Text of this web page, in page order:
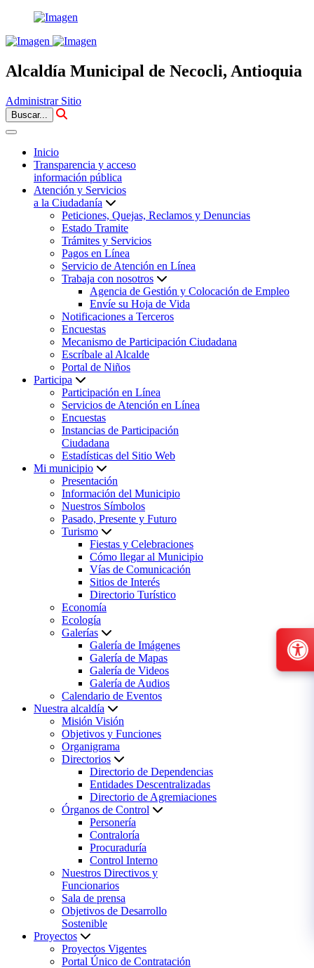
Alcaldía Municipal de Necocli, Antioquia
Administrar Sitio
Buscar...
Inicio
Transparencia y acceso
información pública
Atención y Servicios
a la Ciudadanía
Peticiones, Quejas, Reclamos y Denuncias
Estado Tramite
Trámites y Servicios
Pagos en Línea
Servicio de Atención en Línea
Trabaja con nosotros
Agencia de Gestión y Colocación de Empleo
Envíe su Hoja de Vida
Notificaciones a Terceros
Encuestas
Mecanismo de Participación Ciudadana
Escríbale al Alcalde
Portal de Niños
Participa
Participación en Línea
Servicios de Atención en Línea
Encuestas
Instancias de Participación
Ciudadana
Estadísticas del Sitio Web
Mi municipio
Presentación
Información del Municipio
Nuestros Símbolos
Pasado, Presente y Futuro
Turismo
Fiestas y Celebraciones
Cómo llegar al Municipio
Vías de Comunicación
Sitios de Interés
Directorio Turístico
Economía
Ecología
Galerías
Galería de Imágenes
Galería de Mapas
Galería de Videos
Galería de Audios
Calendario de Eventos
Nuestra alcaldía
Misión Visión
Objetivos y Funciones
Organigrama
Directorios
Directorio de Dependencias
Entidades Descentralizadas
Directorio de Agremiaciones
Órganos de Control
Personería
Contraloría
Procuraduría
Control Interno
Nuestros Directivos y
Funcionarios
Sala de prensa
Objetivos de Desarrollo
Sostenible
Proyectos
Proyectos Vigentes
Portal Único de Contratación